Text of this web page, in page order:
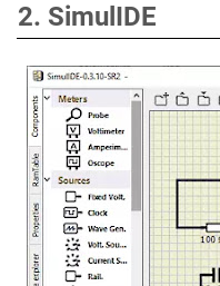
2. SimulIDE